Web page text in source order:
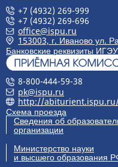
+7 (4932) 269-999
+7 (4932) 269-696
office@ispu.ru
153003, г. Иваново ул.
Банковские реквизиты ИГЭУ
8-800-444-59-38
pk@ispu.ru
http://
Схема проезда
Сведения об
организации
Министерство науки
и высшего образования